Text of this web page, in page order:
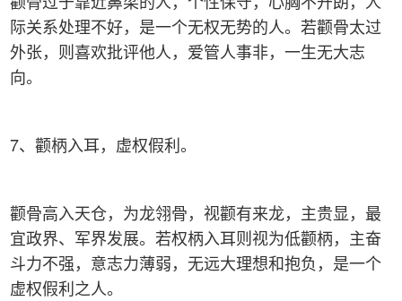
际关系处理不好，是一个无权无势的人。若颧骨太过
外张，则喜欢批评他人，爱管人事非，一生无大志
向。
7、颧柄入耳，虚权假利。
颧骨高入天仓，为龙翎骨，视颧有来龙，主贵显，最
宜政界、军界发展。若权柄入耳则视为低颧柄，主奋
斗力不强，意志力薄弱，无远大理想和抱负，是一个
虚权假利之人。